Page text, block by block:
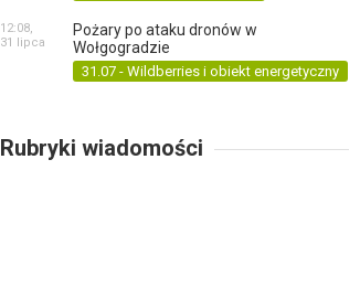
Pożary po ataku dronów w
Wołgogradzie
31.07 - Wildberries i obiekt energetyczny
12:08,
31 lipca
Rubryki wiadomości